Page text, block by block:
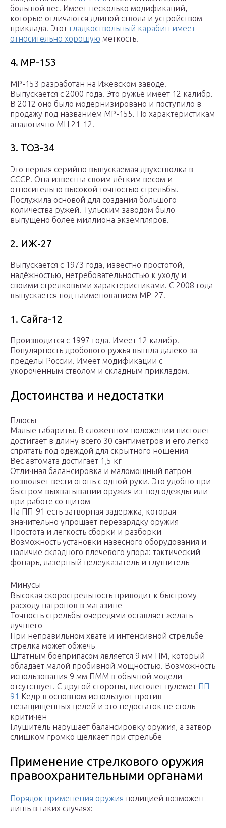
большой вес. Имеет несколько модификаций,
которые отличаются длиной ствола и устройством
приклада. Этот гладкоствольный карабин имеет
относительно хорошую меткость.
4. МР-153
МР-153 разработан на Ижевском заводе.
Выпускается с 2000 года. Это ружьё имеет 12 калибр.
В 2012 оно было модернизировано и поступило в
продажу под названием МР-155. По характеристикам
аналогично МЦ 21-12.
3. ТОЗ-34
Это первая серийно выпускаемая двухстволка в
СССР. Она известна своим лёгким весом и
относительно высокой точностью стрельбы.
Послужила основой для создания большого
количества ружей. Тульским заводом было
выпущено более миллиона экземпляров.
2. ИЖ-27
Выпускается с 1973 года, известно простотой,
надёжностью, нетребовательностью к уходу и
своими стрелковыми характеристиками. С 2008 года
выпускается под наименованием МР-27.
1. Сайга-12
Производится с 1997 года. Имеет 12 калибр.
Популярность дробового ружья вышла далеко за
пределы России. Имеет модификации с
укороченным стволом и складным прикладом.
Достоинства и недостатки
Плюсы
Малые габариты. В сложенном положении пистолет
достигает в длину всего 30 сантиметров и его легко
спрятать под одеждой для скрытного ношения
Вес автомата достигает 1,5 кг
Отличная балансировка и маломощный патрон
позволяет вести огонь с одной руки. Это удобно при
быстром выхватывании оружия из-под одежды или
при работе со щитом
На ПП-91 есть затворная задержка, которая
значительно упрощает перезарядку оружия
Простота и легкость сборки и разборки
Возможность установки навесного оборудования и
наличие складного плечевого упора: тактический
фонарь, лазерный целеуказатель и глушитель
Минусы
Высокая скорострельность приводит к быстрому
расходу патронов в магазине
Точность стрельбы очередями оставляет желать
лучшего
При неправильном хвате и интенсивной стрельбе
стрелка может обжечь
Штатным боеприпасом является 9 мм ПМ, который
обладает малой пробивной мощностью. Возможность
использования 9 мм ПММ в обычной модели
отсутствует. С другой стороны, пистолет пулемет ПП
91 Кедр в основном используют против
незащищенных целей и это недостаток не столь
критичен
Глушитель нарушает балансировку оружия, а затвор
слишком громко щелкает при стрельбе
Применение стрелкового оружия
правоохранительными органами
Порядок применения оружия полицией возможен
лишь в таких случаях: